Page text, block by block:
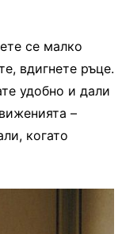
се малко
вдигнете ръце.
удобно и дали
–
когато